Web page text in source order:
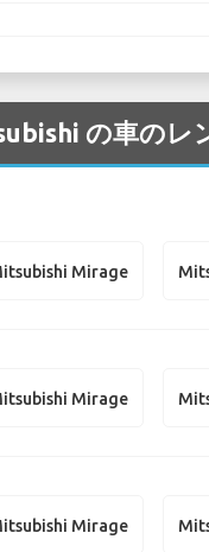
の車のレ
Mirage
Mirage
Mirage